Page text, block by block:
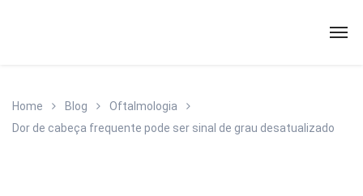
Home Blog
Oftalmologia
Dor de cabeça frequente pode ser sinal de grau desatualizado